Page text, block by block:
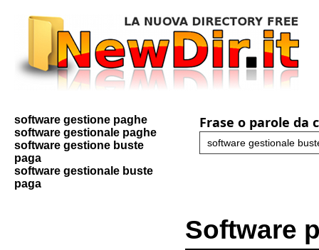
software gestione paghe
software gestionale paghe
software gestione buste
paga
software gestionale buste
paga
Frase o parole da
Software